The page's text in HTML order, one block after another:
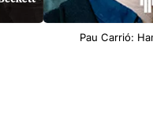
Pau Carrió: